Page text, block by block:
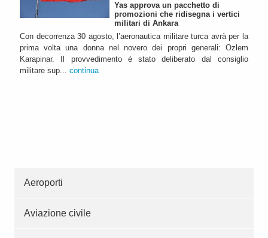
Yas approva un pacchetto di
promozioni che ridisegna i vertici
militari di Ankara
Con decorrenza 30 agosto, l’aeronautica militare turca avrà per la
prima volta una donna nel novero dei propri generali: Ozlem
Karapinar. Il provvedimento è stato deliberato dal consiglio
militare sup... continua
Aeroporti
Aviazione civile